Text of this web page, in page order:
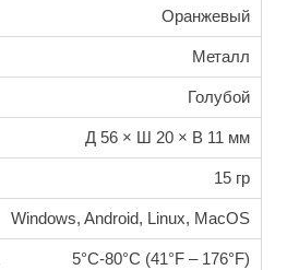
Оранжевый
Металл
Голубой
Д 56 × Ш 20 × В 11 мм
15 гр
Windows, Android, Linux, MacOS
5°C-80°C (41°F – 176°F)